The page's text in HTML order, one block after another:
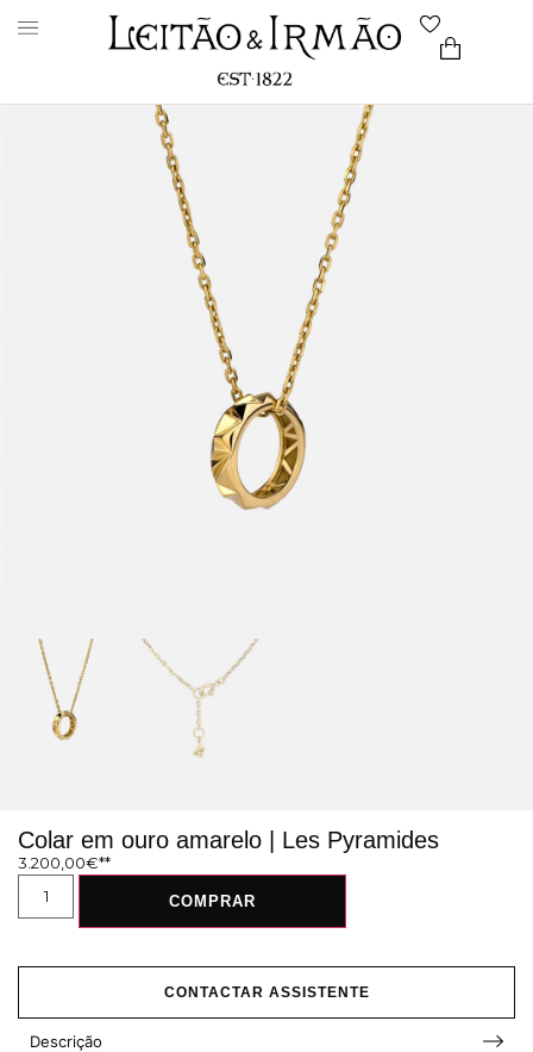
Colar em ouro amarelo | Les Pyramides
3.200,00€
COMPRAR
CONTACTAR ASSISTENTE
Descrição